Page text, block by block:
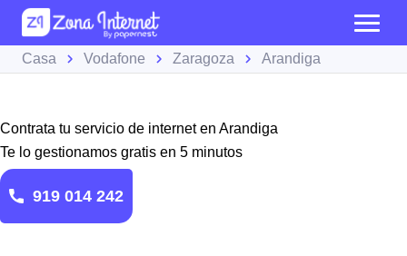
Casa Vodafone Zaragoza Arandiga
Contrata tu servicio de internet en Arandiga
Te lo gestionamos gratis en 5 minutos
919 014 242